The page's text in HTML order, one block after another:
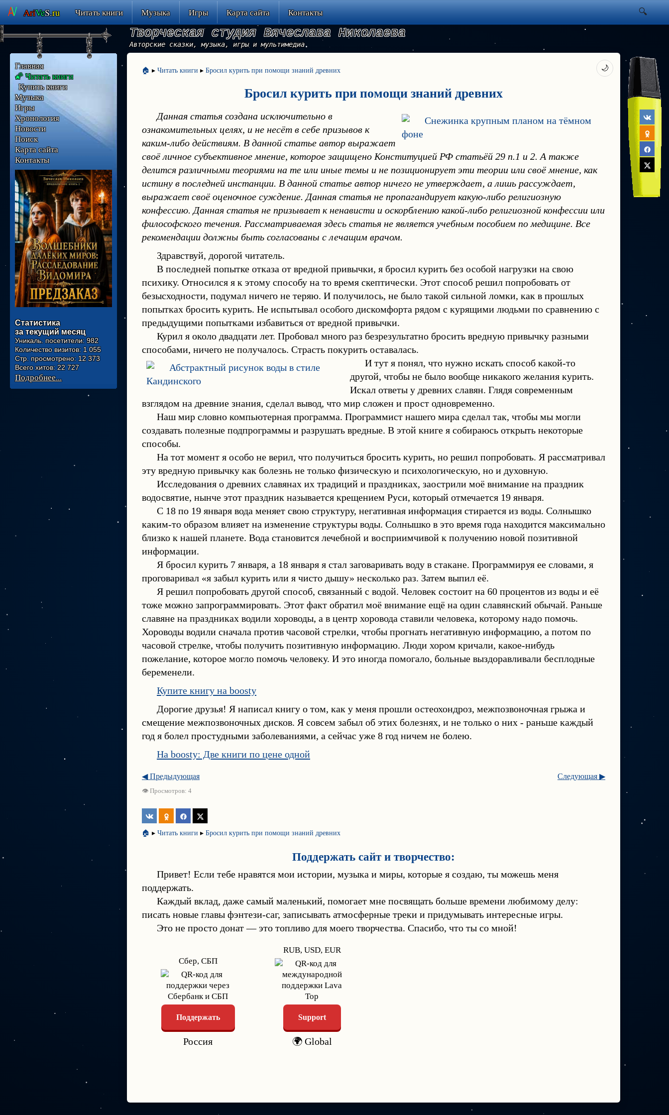
Творческая студия Вячеслава Николаева
Авторские сказки, музыка, игры и мультимедиа
AriVeS.ru Читать книги Музыка Игры Карта сайта Контакты
🏠 ▸ Читать книги ▸ Бросил курить при помощи знаний древних
Бросил курить при помощи знаний древних
Данная статья создана исключительно в
ознакомительных целях, и не несёт в себе призывов к
каким-либо действиям. В данной статье автор выражает
своё личное субъективное мнение, которое защищено Конституцией РФ статьёй 29 п.1 и 2. А также
делится различными теориями на те или иные темы и не позиционирует эти теории или своё мнение, как
истину в последней инстанции. В данной статье автор ничего не утверждает, а лишь рассуждает,
выражает своё оценочное суждение. Данная статья не пропагандирует какую-либо религиозную
конфессию. Данная статья не призывает к ненависти и оскорблению какой-либо религиозной конфессии или
философского течения. Рассматриваемая здесь статья не является учебным пособием по медицине. Все
рекомендации должны быть согласованы с лечащим врачом.
Здравствуй, дорогой читатель.
В последней попытке отказа от вредной привычки, я бросил курить без особой нагрузки на свою
психику. Относился я к этому способу на то время скептически. Этот способ решил попробовать от
безысходности, подумал ничего не теряю. И получилось, не было такой сильной ломки, как в прошлых
попытках бросить курить. Не испытывал особого дискомфорта рядом с курящими людьми по сравнению с
предыдущими попытками избавиться от вредной привычки.
Курил я около двадцати лет. Пробовал много раз безрезультатно бросить вредную привычку разными
способами, ничего не получалось. Страсть покурить оставалась.
И тут я понял, что нужно искать способ какой-то
другой, чтобы не было вообще никакого желания курить.
Искал ответы у древних славян. Глядя современным
взглядом на древние знания, сделал вывод, что мир сложен и прост одновременно.
Наш мир словно компьютерная программа. Программист нашего мира сделал так, чтобы мы могли
создавать полезные подпрограммы и разрушать вредные. В этой книге я собираюсь открыть некоторые
способы.
На тот момент я особо не верил, что получиться бросить курить, но решил попробовать. Я рассматривал
эту вредную привычку как болезнь не только физическую и психологическую, но и духовную.
Исследования о древних славянах их традиций и праздниках, заострили моё внимание на праздник
водосвятие, нынче этот праздник называется крещением Руси, который отмечается 19 января.
С 18 по 19 января вода меняет свою структуру, негативная информация стирается из воды. Солнышко
каким-то образом влияет на изменение структуры воды. Солнышко в это время года находится максимально
близко к нашей планете. Вода становится лечебной и восприимчивой к получению новой позитивной
информации.
Я бросил курить 7 января, а 18 января я стал заговаривать воду в стакане. Программируя ее словами, я
проговаривал «я забыл курить или я чисто дышу» несколько раз. Затем выпил её.
Я решил попробовать другой способ, связанный с водой. Человек состоит на 60 процентов из воды и её
тоже можно запрограммировать. Этот факт обратил моё внимание ещё на один славянский обычай. Раньше
славяне на праздниках водили хороводы, а в центр хоровода ставили человека, которому надо помочь.
Хороводы водили сначала против часовой стрелки, чтобы прогнать негативную информацию, а потом по
часовой стрелке, чтобы получить позитивную информацию. Люди хором кричали, какое-нибудь
пожелание, которое могло помочь человеку. И это иногда помогало, больные выздоравливали бесплодные
беременели.
Купите книгу на boosty
Дорогие друзья! Я написал книгу о том, как у меня прошли остеохондроз, межпозвоночная грыжа и
смещение межпозвоночных дисков. Я совсем забыл об этих болезнях, и не только о них - раньше каждый
год я болел простудными заболеваниями, а сейчас уже 8 год ничем не болею.
На boosty: Две книги по цене одной
Следующая ▶
◀ Предыдующая
👁 Просмотров: 4
🏠 ▸ Читать книги ▸ Бросил курить при помощи знаний древних
Поддержать сайт и творчество:
Привет! Если тебе нравятся мои истории, музыка и миры, которые я создаю, ты можешь меня
поддержать.
Каждый вклад, даже самый маленький, помогает мне посвящать больше времени любимому делу:
писать новые главы фэнтези-саг, записывать атмосферные треки и придумывать интересные игры.
Это не просто донат — это топливо для моего творчества. Спасибо, что ты со мной!
Сбер, СБП
Поддержать
Россия
RUB, USD, EUR
Support
🌍 Global
🌙
Главная
🌠 Читать книги
Купить книги
Музыка
Игры
Хронология
Новости
Поиск
Карта сайта
Контакты
Статистика
за текущий месяц
Уникаль. посетители:982
Количество визитов: 1 055
Стр. просмотрено: 12 373
Всего хитов:22 727
Подробнее...